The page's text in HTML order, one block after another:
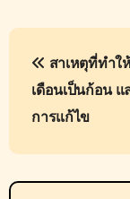
P
t
สาเหตุที่ทำใ
เดือนเป็นก้อน แ
การแก้ไข